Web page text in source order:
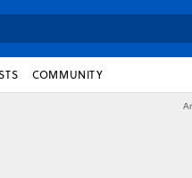
COMMUNITY